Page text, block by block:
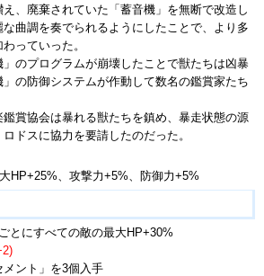
、廃棄されていた「蓄音機」を無断で改造し
曲調を奏でられるようにしたことで、より多
っていった。
のプログラムが崩壊したことで獣たちは凶暴
の防御システムが作動して数名の鑑賞家たち
賞協会は暴れる獣たちを鎮め、暴走状態の源
ドスに協力を要請したのだった。
HP+25%、攻撃力+5%、防御力+5%
とにすべての敵の最大HP+30%
ント」を3個入手